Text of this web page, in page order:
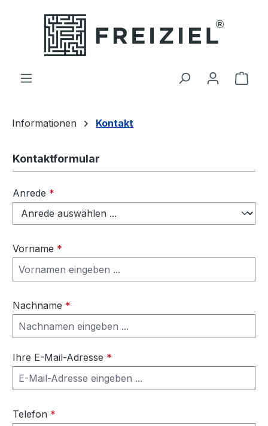
Zum Hauptinhalt springen
Informationen Kontakt
Kontaktformular
Anrede *
Vorname *
Nachname *
Ihre E-Mail-Adresse *
Telefon *